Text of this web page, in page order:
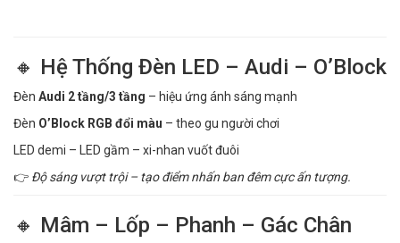
🔸 Hệ Thống Đèn LED – Audi – O’Block
Đèn Audi 2 tầng/3 tầng – hiệu ứng ánh sáng mạnh
Đèn O’Block RGB đổi màu – theo gu người chơi
LED demi – LED gầm – xi-nhan vuốt đuôi
👉 Độ sáng vượt trội – tạo điểm nhấn ban đêm cực ấn tượng.
🔸 Mâm – Lốp – Phanh – Gác Chân